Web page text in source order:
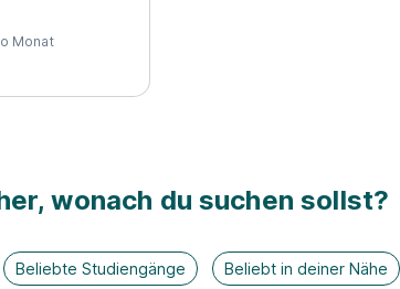
Monat
wonach du suchen sollst?
Beliebte Studiengänge Beliebt in deiner Nähe